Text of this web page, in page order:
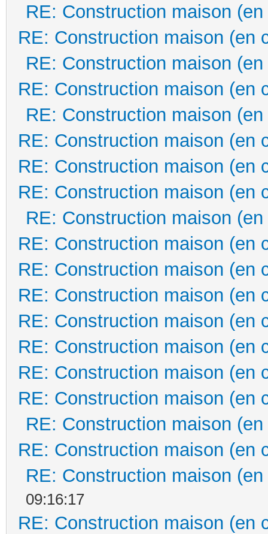
RE: Construction maison
RE: Construction maison (en
RE: Construction maison
RE: Construction maison (en
RE: Construction maison
RE: Construction maison (en
RE: Construction maison (en
RE: Construction maison (en
RE: Construction maison
RE: Construction maison (en
RE: Construction maison (en
RE: Construction maison (en
RE: Construction maison (en
RE: Construction maison (en
RE: Construction maison (en
RE: Construction maison (en
RE: Construction maison
RE: Construction maison (en
RE: Construction maison
09:16:17
RE: Construction maison (en